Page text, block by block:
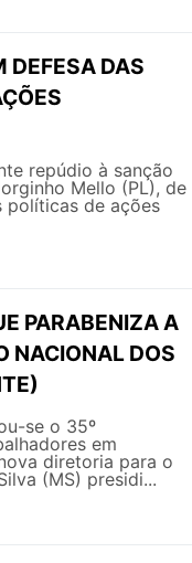
DEFESA DAS
repúdio à sanção
Mello (PL), de
políticas de ações
PARABENIZA A
NACIONAL DOS
se o 35º
em
diretoria para o
(MS) presidi...